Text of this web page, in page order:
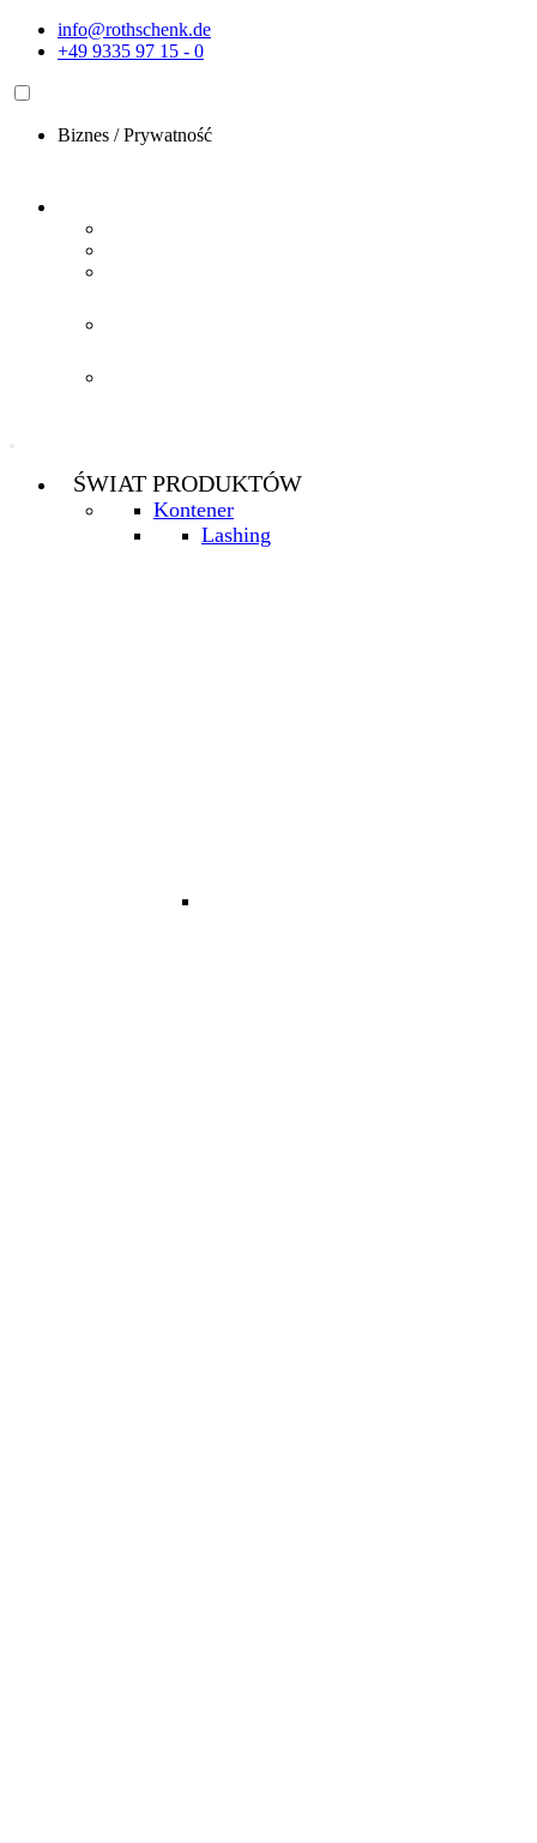
Przejdźinfo@rothschenk.de
+49 9335 97 15 - 0
Biznes /Prywatność
ŚWIAT PRODUKTÓW
Kontener
Lashing